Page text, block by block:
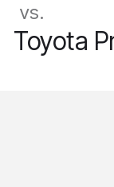
vs.
Toyota